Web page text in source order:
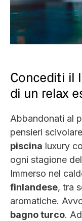
Concediti il
di un relax
Abbandonati al
pensieri
piscina luxury
ogni stagione
Immerso nel
finlandese, tra
aromatiche.
bagno turco.